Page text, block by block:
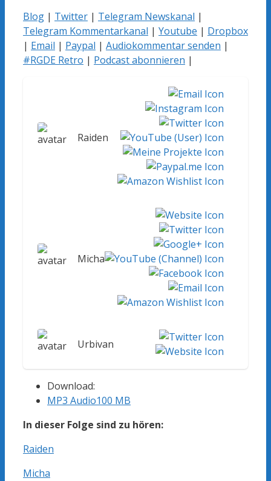
Blog | Twitter | Telegram Newskanal |
Telegram Kommentarkanal | Youtube | Dropbox
| Email | Paypal | Audiokommentar senden |
#RGDE Retro | Podcast abonnieren |
Raiden
Micha
Urbivan
Download:
MP3 Audio100 MB
In dieser Folge sind zu hören:
Raiden
Micha